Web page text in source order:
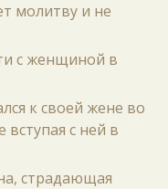
молитву и не
с женщиной в
к своей жене во
с ней в
страдающая